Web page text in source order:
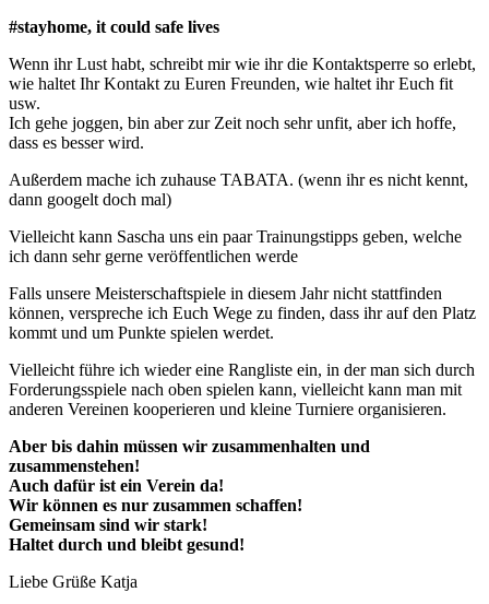
#stayhome, it could safe lives
Wenn ihr Lust habt, schreibt mir wie ihr die Kontaktsperre so erlebt,
wie haltet Ihr Kontakt zu Euren Freunden, wie haltet ihr Euch fit
usw.
Ich gehe joggen, bin aber zur Zeit noch sehr unfit, aber ich hoffe,
dass es besser wird.
Außerdem mache ich zuhause TABATA. (wenn ihr es nicht kennt,
dann googelt doch mal)
Vielleicht kann Sascha uns ein paar Trainungstipps geben, welche
ich dann sehr gerne veröffentlichen werde
Falls unsere Meisterschaftspiele in diesem Jahr nicht stattfinden
können, verspreche ich Euch Wege zu finden, dass ihr auf den Platz
kommt und um Punkte spielen werdet.
Vielleicht führe ich wieder eine Rangliste ein, in der man sich durch
Forderungsspiele nach oben spielen kann, vielleicht kann man mit
anderen Vereinen kooperieren und kleine Turniere organisieren.
Aber bis dahin müssen wir zusammenhalten und
zusammenstehen!
Auch dafür ist ein Verein da!
Wir können es nur zusammen schaffen!
Gemeinsam sind wir stark!
Haltet durch und bleibt gesund!
Liebe Grüße Katja